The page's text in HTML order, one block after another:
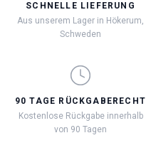
SCHNELLE LIEFERUNG
Aus unserem Lager in Hökerum,
Schweden
90 TAGE RÜCKGABERECHT
Kostenlose Rückgabe innerhalb
von 90 Tagen